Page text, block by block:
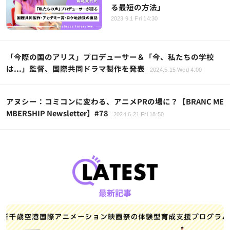
る最短の方法」
2023.9.1 Fri 14:30
「今際の国のアリス」プロデューサー＆「今、私たちの学校
は...」監督、国際共同ドラマ製作を発表
2024.5.15 Wed 4:00
アヌシー：コミコンに変わる、アニメPRの場に？【BRANC ME
MBERSHIP Newsletter】#78
2024.6.21 Fri 18:50
最新記事